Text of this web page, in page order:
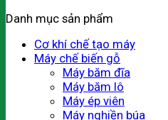
Danh mục sản phẩm
Cơ khí chế tạo máy
Máy chế biến gỗ
Máy băm đĩa
Máy băm lô
Máy ép viên
Máy nghiền búa